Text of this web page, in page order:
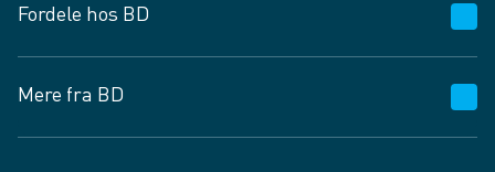
Job og karriere
Fødevarekontrolrapport
Privatlivspolitik
Cookies
Vilkår og betingelser
Fordele hos BD
BD app
BD.dk services
Mere fra BD